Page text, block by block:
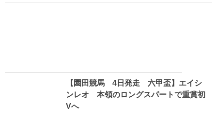
【園田競馬 4日発走 六甲盃】エイシ
ンレオ 本領のロングスパートで重賞初
Vへ